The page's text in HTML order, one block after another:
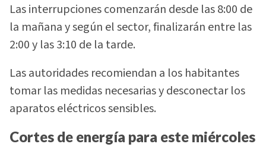
Las interrupciones comenzarán desde las 8:00 de
la mañana y según el sector, finalizarán entre las
2:00 y las 3:10 de la tarde.
Las autoridades recomiendan a los habitantes
tomar las medidas necesarias y desconectar los
aparatos eléctricos sensibles.
Cortes de energía para este miércoles